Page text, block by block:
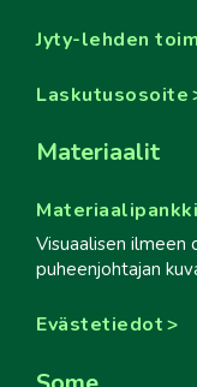
Jyty-lehden
Laskutusosoite
Materiaalit
Materiaalipankki
Visuaalisen ilmeen
puheenjohtajan
Evästetiedot